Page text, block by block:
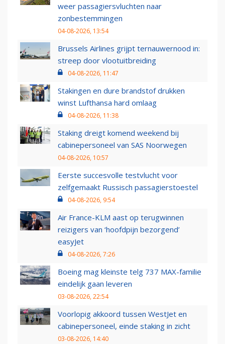
weer passagiersvluchten naar
zonbestemmingen
04-08-2026, 13:54
Brussels Airlines grijpt ternauwernood in:
streep door vlootuitbreiding
04-08-2026, 11:47
Stakingen en dure brandstof drukken
winst Lufthansa hard omlaag
04-08-2026, 11:38
Staking dreigt komend weekend bij
cabinepersoneel van SAS Noorwegen
04-08-2026, 10:57
Eerste succesvolle testvlucht voor
zelfgemaakt Russisch passagierstoestel
04-08-2026, 9:54
Air France-KLM aast op terugwinnen
reizigers van ‘hoofdpijn bezorgend’
easyJet
04-08-2026, 7:26
Boeing mag kleinste telg 737 MAX-familie
eindelijk gaan leveren
03-08-2026, 22:54
Voorlopig akkoord tussen WestJet en
cabinepersoneel, einde staking in zicht
03-08-2026, 14:40